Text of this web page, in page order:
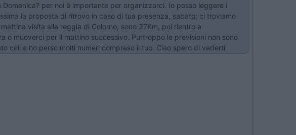
per noi è importante per organizzarci. Io posso leggere i
la proposta di ritrovo in caso di tua presenza, sabato; ci troviamo
visita alla reggia di Colorno, sono 37Km, poi rientro a
o muoverci per il mattino successivo. Purtroppo le previsioni non sono
cell e ho perso molti numeri compreso il tuo. Ciao spero di vederti